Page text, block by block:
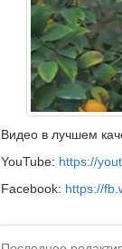
Видео в лучшем
YouTube: https://
Facebook: https://